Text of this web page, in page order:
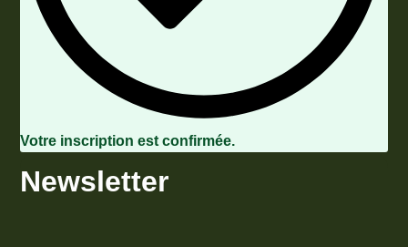
Votre inscription est confirmée.
Newsletter